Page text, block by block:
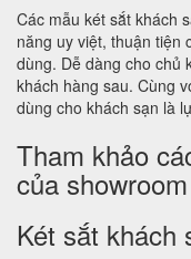
Các mẫu két sắt khách
năng uy việt, thuận tiện
dùng. Dễ dàng cho chủ
khách hàng sau. Cùng
dùng cho khách sạn là
Tham khảo
của
Két sắt khách